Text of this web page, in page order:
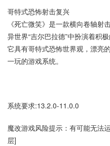
哥特式恐怖射击复兴
《死亡微笑》是一款横向卷轴射
异世界“吉尔巴拉德”中扮演着积极
它具有哥特式恐怖世界观，漂亮
一玩的游戏系统。
系统要求:13.2.0-11.0.0
魔改游戏风险提示：有可能无法
层]